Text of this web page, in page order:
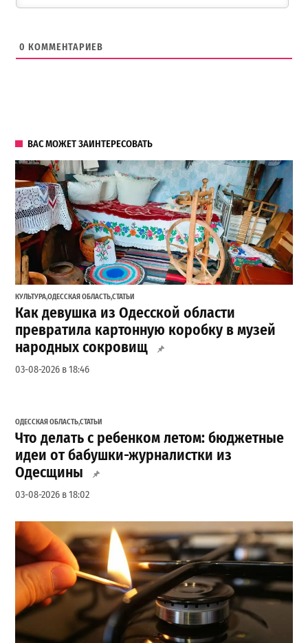
0 КОММЕНТАРИЕВ
ВАС МОЖЕТ ЗАИНТЕРЕСОВАТЬ
КУЛЬТУРА,ОДЕССКАЯ ОБЛАСТЬ,СТАТЬИ
Как девушка из Одесской области
превратила картонную коробку в музей
народных сокровищ
03-08-2026 в 18:46
ОДЕССКАЯ ОБЛАСТЬ,СТАТЬИ
Что делать с ребенком летом: бюджетные
идеи от бабушки-журналистки из
Одесщины
03-08-2026 в 18:02